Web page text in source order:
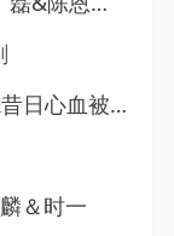
击（40集）AI短剧
＆时一